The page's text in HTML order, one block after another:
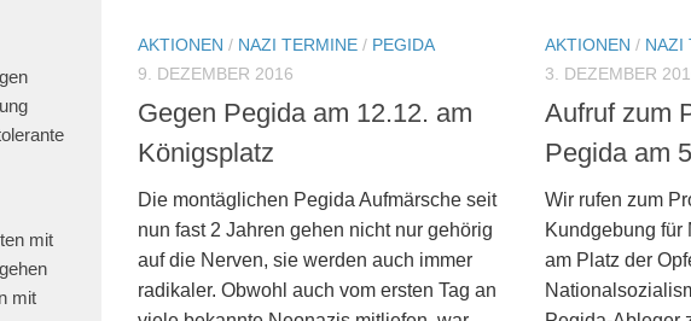
AKTIONEN / NAZI TERMINE / PEGIDA
9. DEZEMBER 2016
Gegen Pegida am 12.12. am
Königsplatz
Die montäglichen Pegida Aufmärsche seit
nun fast 2 Jahren gehen nicht nur gehörig
auf die Nerven, sie werden auch immer
radikaler. Obwohl auch vom ersten Tag an
AKTIONEN / NAZI
3. DEZEMBER
Aufruf zum
Pegida am
Wir rufen zum
Kundgebung für
am Platz der
mit
mit